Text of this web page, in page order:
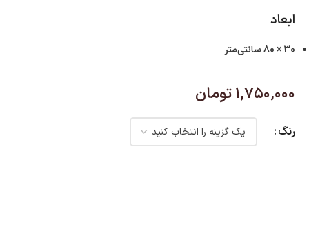
ابعاد
30 × 80 سانتی‌متر
۱,۷۵۰,۰۰۰تومان
رنگ